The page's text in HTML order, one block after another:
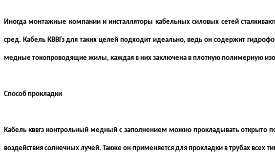
Иногда монтажные компании и инсталляторы кабельных силовых сетей
сред. Кабель КВВГз для таких целей подходит идеально, ведь он содержит
медные токопроводящие жилы, каждая в них заключена в плотную полимерную
Способ прокладки
Кабель кввгз контрольный медный с заполнением можно прокладывать открыто
воздействия солнечных лучей. Также он применяется для прокладки в трубах всех